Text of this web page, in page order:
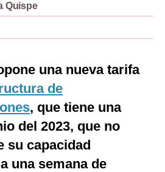
Quispe
una nueva tarifa
de
, que tiene una
del 2023, que no
su capacidad
una semana de